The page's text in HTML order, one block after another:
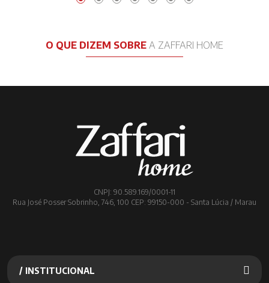
O QUE DIZEM SOBRE A ZAFFARI HOME
CNPJ: 90.589.169/0001-11
Rua José Posser Sobrinho, 746, 100 CEP: 99150-000 - Santa Lúcia / Marau
/ INSTITUCIONAL